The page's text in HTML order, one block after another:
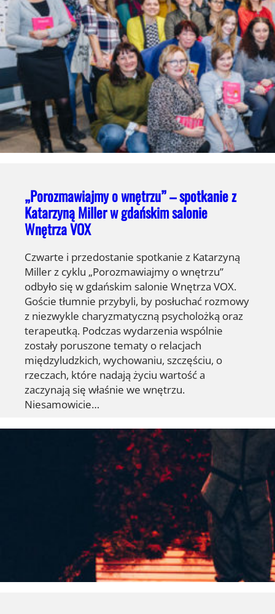
„Porozmawiajmy o wnętrzu” – spotkanie z
Katarzyną Miller w gdańskim salonie
Wnętrza VOX
Czwarte i przedostanie spotkanie z Katarzyną
Miller z cyklu „Porozmawiajmy o wnętrzu”
odbyło się w gdańskim salonie Wnętrza VOX.
Goście tłumnie przybyli, by posłuchać rozmowy
z niezwykle charyzmatyczną psycholożką oraz
terapeutką. Podczas wydarzenia wspólnie
zostały poruszone tematy o relacjach
międzyludzkich, wychowaniu, szczęściu, o
rzeczach, które nadają życiu wartość a
zaczynają się właśnie we wnętrzu.
Niesamowicie…